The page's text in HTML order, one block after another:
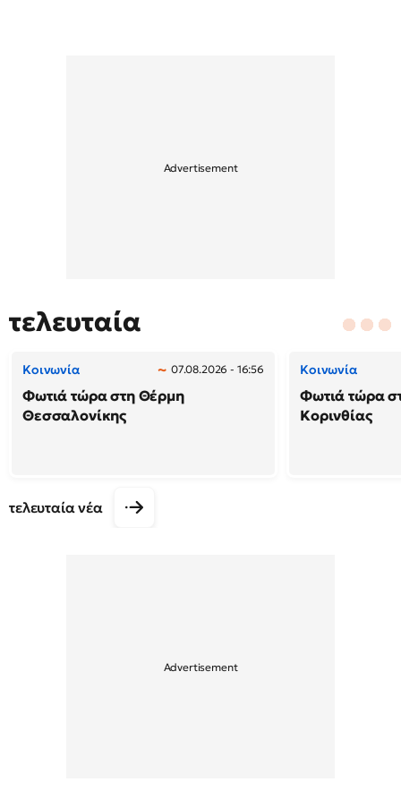
τελευταία
Κοινωνία 07.08.2026 - 16:56
Φωτιά τώρα στη Θέρμη
Θεσσαλονίκης
Κοινωνία
Φωτιά τώρα
Κορινθίας
τελευταία νέα